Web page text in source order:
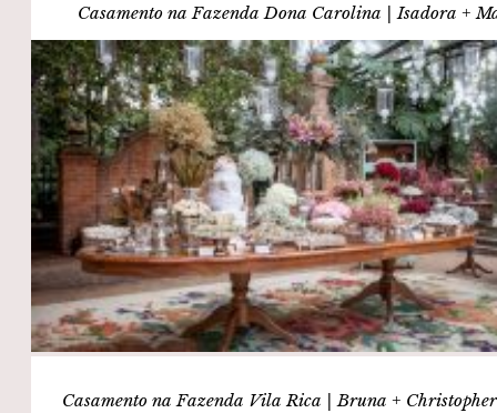
Casamento na Fazenda Dona Carolina | Isadora +
Casamento na Fazenda Vila Rica | Bruna +